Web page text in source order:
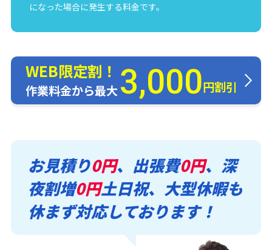
になった場合に発生する料金です。
WEB限定割！
作業料金から最大3,000円割引
お見積り0円、出張費0円、深
夜割増0円土日祝、大型休暇も
休まず対応しております！